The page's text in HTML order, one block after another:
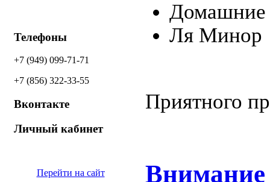
Телефоны
+7 (949) 099-71-71
+7 (856) 322-33-55
Вконтакте
Личный кабинет
Перейти на сайт
Ля Минор
Приятного
Внимание